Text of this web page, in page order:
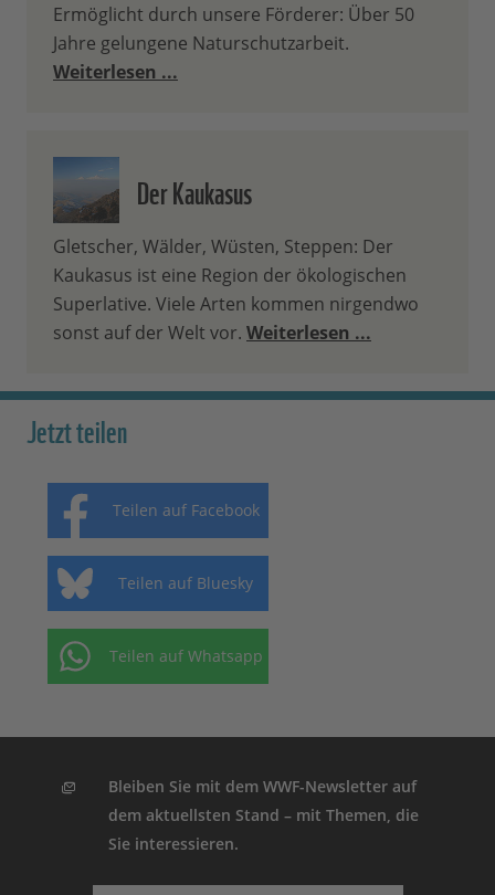
Ermöglicht durch unsere Förderer: Über 50
Jahre gelungene Naturschutzarbeit.
Weiterlesen ...
Der Kaukasus
Gletscher, Wälder, Wüsten, Steppen: Der
Kaukasus ist eine Region der ökologischen
Superlative. Viele Arten kommen nirgendwo
sonst auf der Welt vor. Weiterlesen ...
Jetzt teilen
Teilen auf Facebook
Teilen auf Bluesky
Teilen auf Whatsapp
Bleiben Sie mit dem WWF-Newsletter auf
dem aktuellsten Stand – mit Themen, die
Sie interessieren.